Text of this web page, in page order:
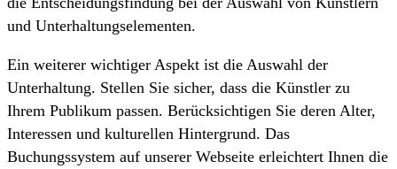
und Unterhaltungselementen.
Ein weiterer wichtiger Aspekt ist die Auswahl der
Unterhaltung. Stellen Sie sicher, dass die Künstler zu
Ihrem Publikum passen. Berücksichtigen Sie deren Alter,
Interessen und kulturellen Hintergrund. Das
Buchungssystem auf unserer Webseite erleichtert Ihnen die